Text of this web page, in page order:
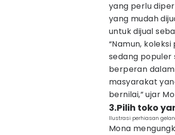
yang perlu
yang mudah
untuk dijual
“Namun,
sedang populer
berperan
masyarakat
bernilai,” ujar
3.Pilih toko
Ilustrasi perhiasan
Mona